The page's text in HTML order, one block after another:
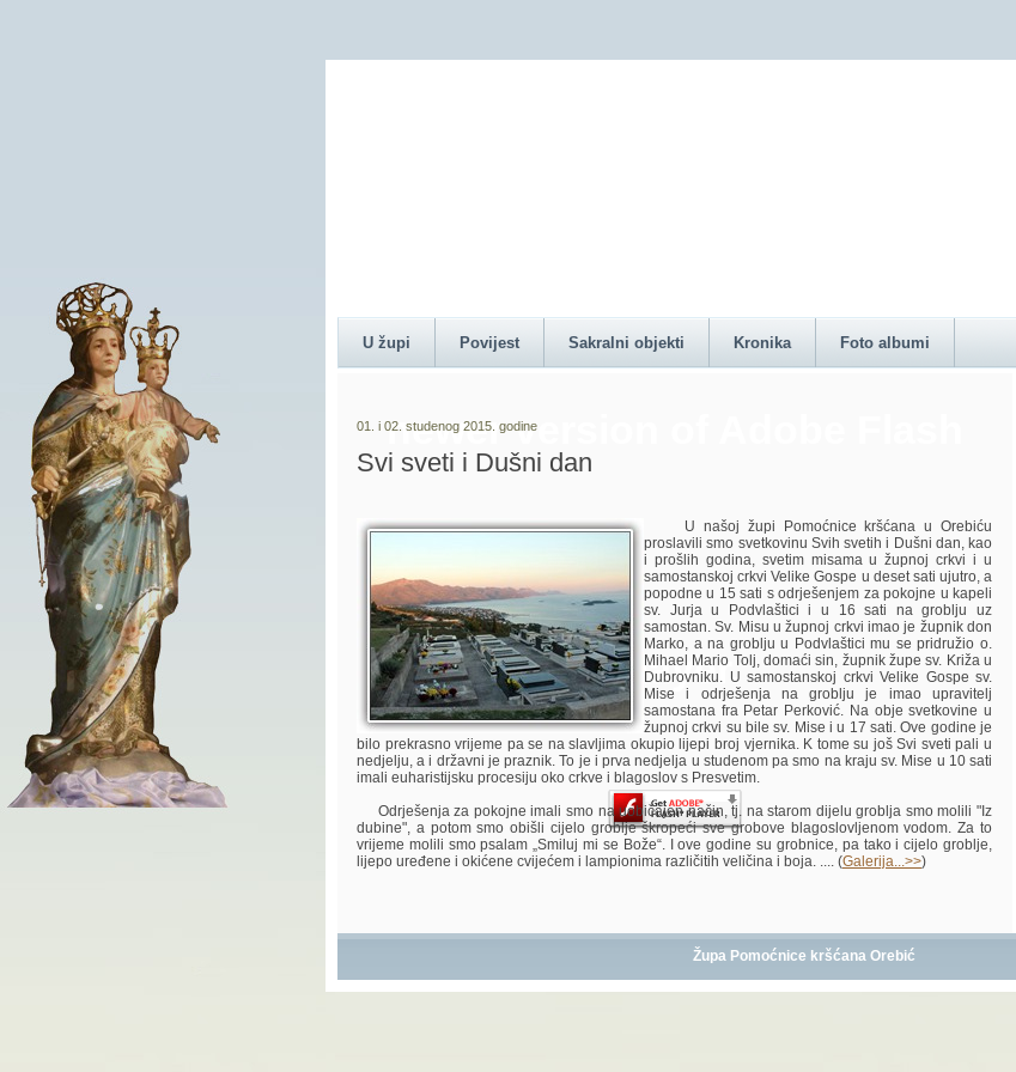
newer version of Adobe Flash
Player.
U župi Povijest Sakralni objekti Kronika Foto albumi
01. i 02. studenog 2015. godine
Svi sveti i Dušni dan
U našoj župi Pomoćnice kršćana u Orebiću
proslavili smo svetkovinu Svih svetih i Dušni dan, kao
i prošlih godina, svetim misama u župnoj crkvi i u
samostanskoj crkvi Velike Gospe u deset sati ujutro, a
popodne u 15 sati s odrješenjem za pokojne u kapeli
sv. Jurja u Podvlaštici i u 16 sati na groblju uz
samostan. Sv. Misu u župnoj crkvi imao je župnik don
Marko, a na groblju u Podvlaštici mu se pridružio o.
Mihael Mario Tolj, domaći sin, župnik župe sv. Križa u
Dubrovniku. U samostanskoj crkvi Velike Gospe sv.
Mise i odrješenja na groblju je imao upravitelj
samostana fra Petar Perković. Na obje svetkovine u
župnoj crkvi su bile sv. Mise i u 17 sati. Ove godine je
bilo prekrasno vrijeme pa se na slavljima okupio lijepi broj vjernika. K tome su još Svi sveti pali u
nedjelju, a i državni je praznik. To je i prva nedjelja u studenom pa smo na kraju sv. Mise u 10 sati
imali euharistijsku procesiju oko crkve i blagoslov s Presvetim.
Odrješenja za pokojne imali smo na uobičajen način, tj. na starom dijelu groblja smo molili "Iz
dubine", a potom smo obišli cijelo groblje škropeći sve grobove blagoslovljenom vodom. Za to
vrijeme molili smo psalam „Smiluj mi se Bože“. I ove godine su grobnice, pa tako i cijelo groblje,
lijepo uređene i okićene cvijećem i lampionima različitih veličina i boja. .... (Galerija...>>)
Župa Pomoćnice kršćana Orebić